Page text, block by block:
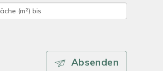
Absenden